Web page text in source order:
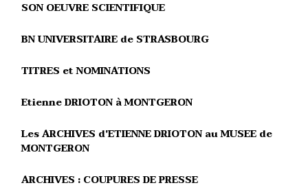
SON OEUVRE SCIENTIFIQUE
BN UNIVERSITAIRE de STRASBOURG
TITRES et NOMINATIONS
Etienne DRIOTON à MONTGERON
Les ARCHIVES d'ETIENNE DRIOTON au MUSEE de
MONTGERON
ARCHIVES : COUPURES DE PRESSE